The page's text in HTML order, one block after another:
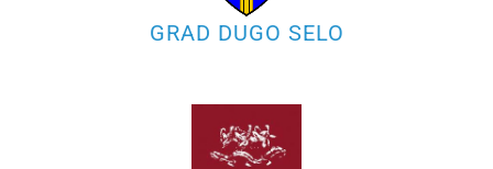
GRAD DUGO SELO